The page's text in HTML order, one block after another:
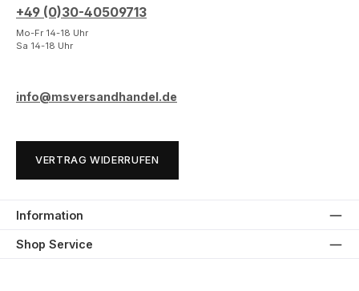
+49 (0)30-40509713
Mo-Fr 14-18 Uhr
Sa 14-18 Uhr
info@msversandhandel.de
VERTRAG WIDERRUFEN
Information
Shop Service